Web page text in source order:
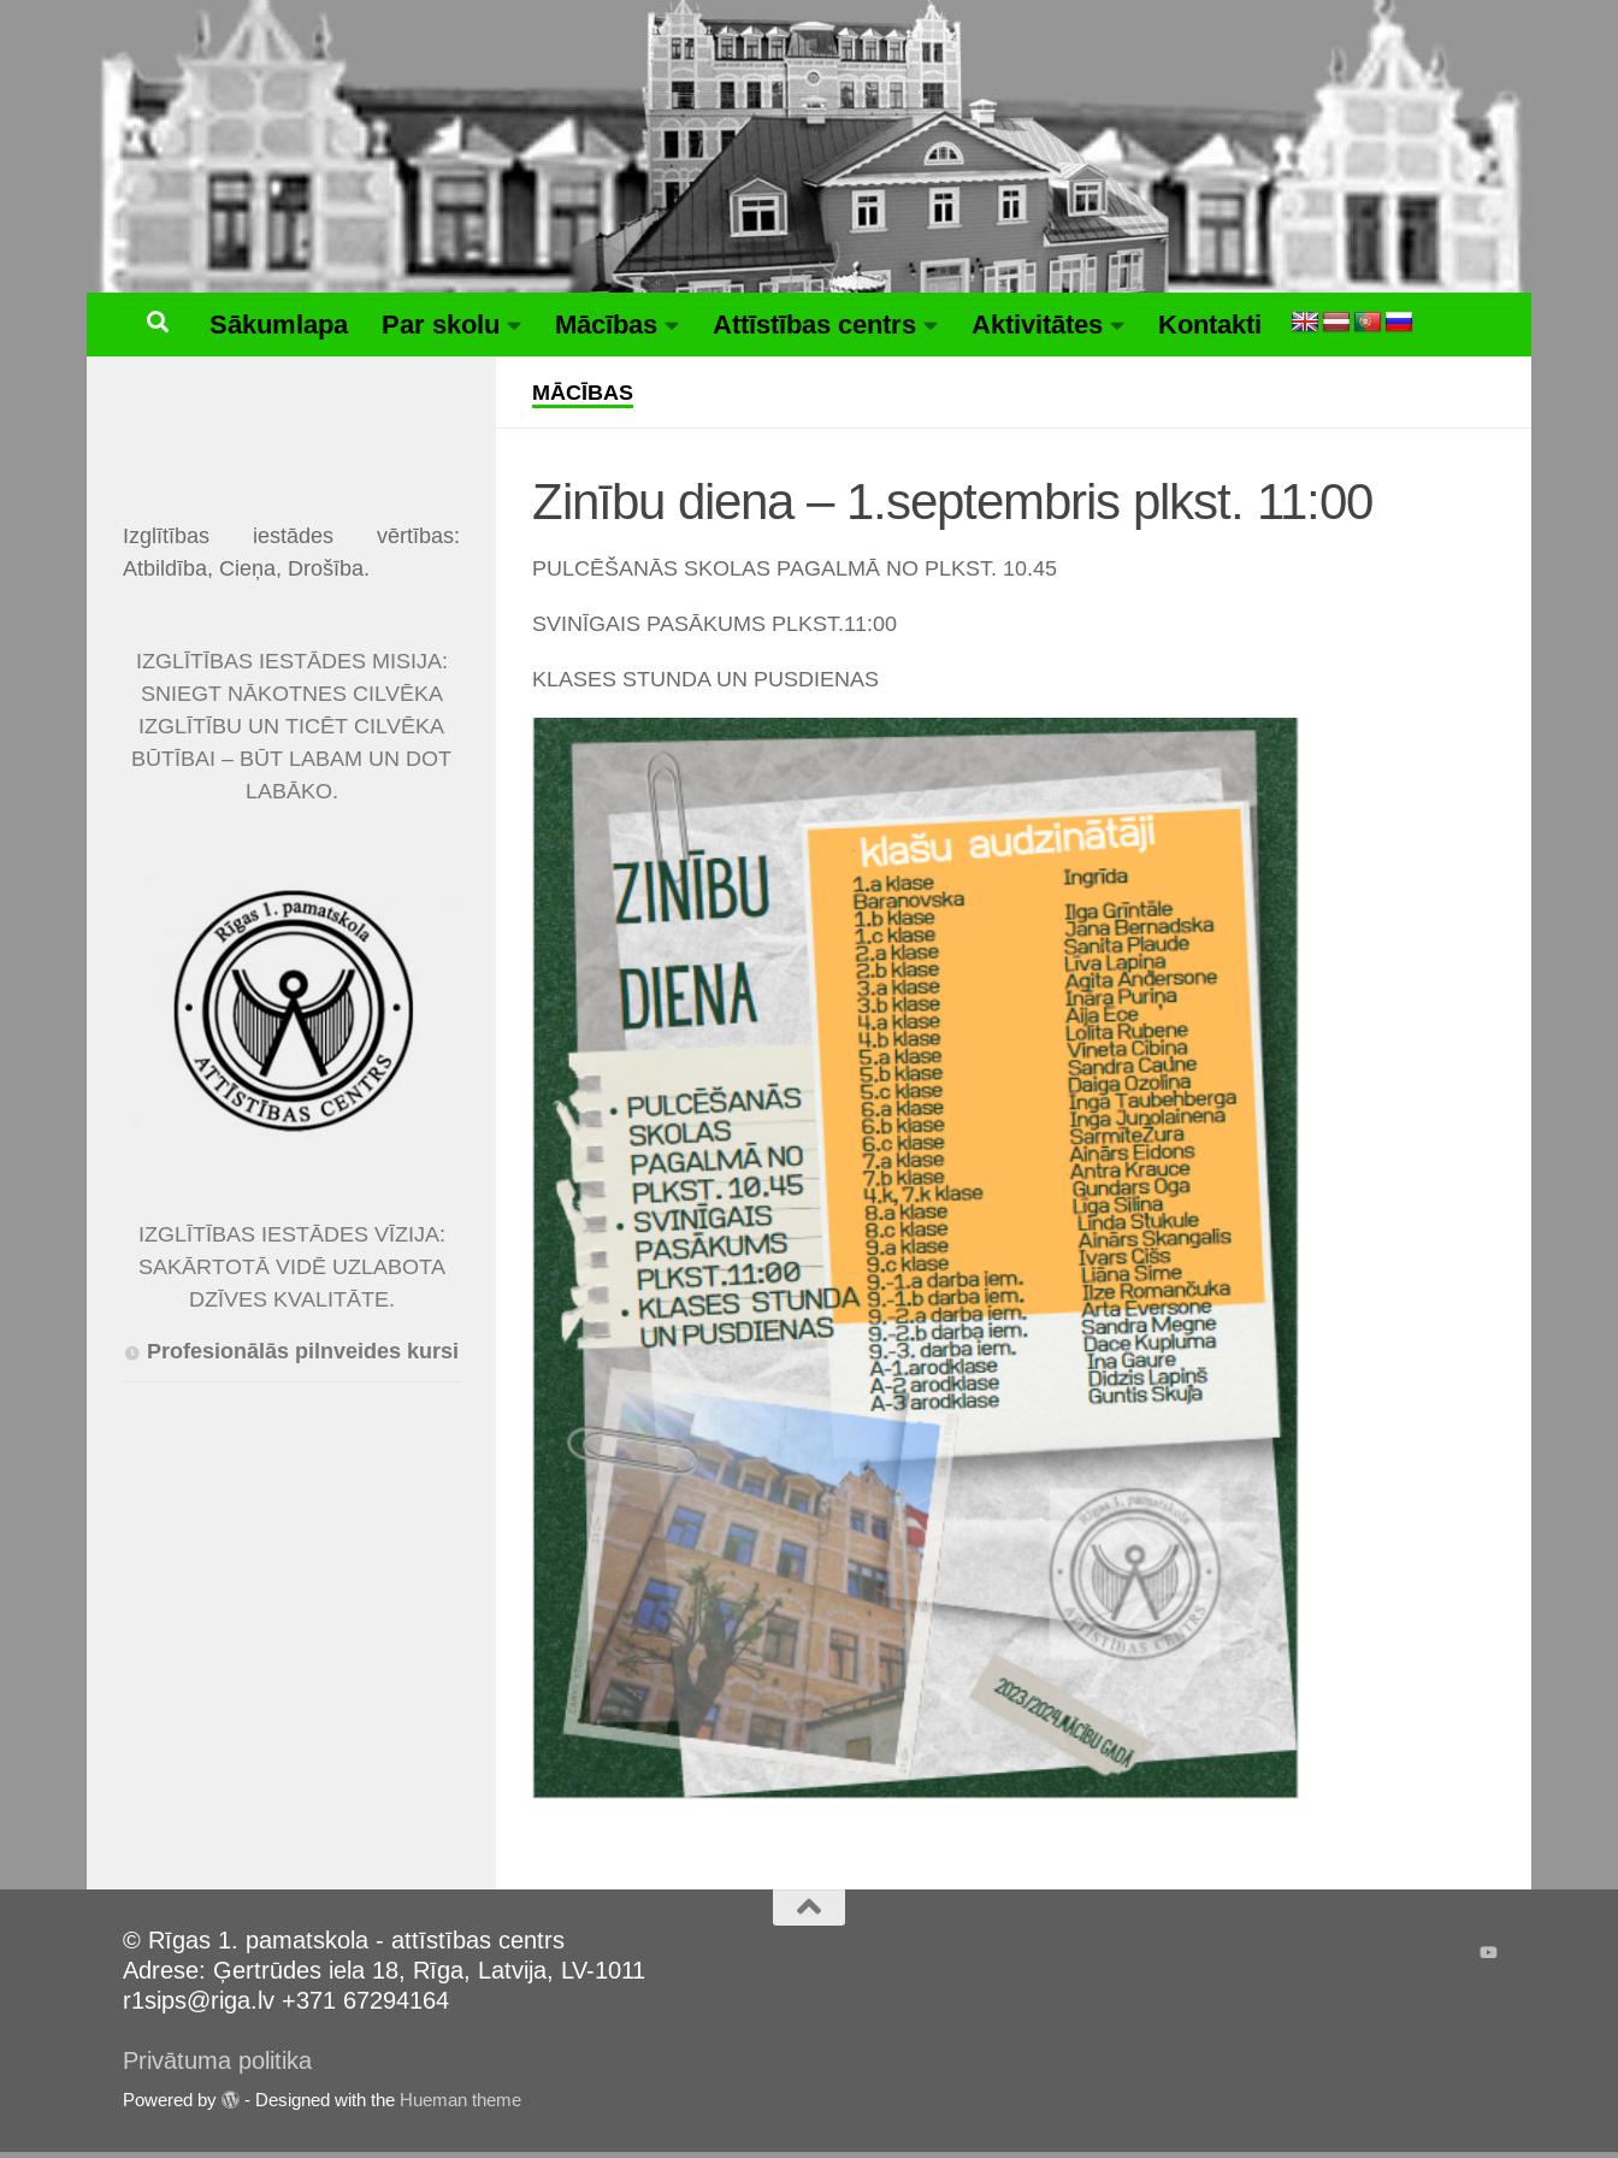
Sākumlapa Par skolu Mācības Attīstības centrs Aktivitātes Kontakti
MĀCĪBAS
Zinību diena – 1.septembris plkst. 11:00
PULCĒŠANĀS SKOLAS PAGALMĀ NO PLKST. 10.45
SVINĪGAIS PASĀKUMS PLKST.11:00
KLASES STUNDA UN PUSDIENAS
Izglītības iestādes vērtības:
Atbildība, Cieņa, Drošība.
IZGLĪTĪBAS IESTĀDES MISIJA:
SNIEGT NĀKOTNES CILVĒKA
IZGLĪTĪBU UN TICĒT CILVĒKA
BŪTĪBAI – BŪT LABAM UN DOT
LABĀKO.
IZGLĪTĪBAS IESTĀDES VĪZIJA:
SAKĀRTOTĀ VIDĒ UZLABOTA
DZĪVES KVALITĀTE.
Profesionālās pilnveides kursi
© Rīgas 1. pamatskola - attīstības centrs
Adrese: Ģertrūdes iela 18, Rīga, Latvija, LV-1011
r1sips@riga.lv +371 67294164
Privātuma politika
Powered by - Designed with the Hueman theme